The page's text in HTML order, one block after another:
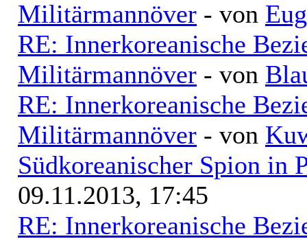
Militärmannöver - von
RE: Innerkoreanische
Militärmannöver - von
RE: Innerkoreanische
Militärmannöver - von
Südkoreanischer Spion in
09.11.2013, 17:45
RE: Innerkoreanische